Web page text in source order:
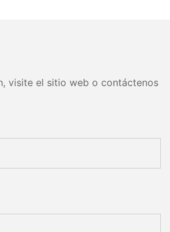
visite el sitio web o contáctenos